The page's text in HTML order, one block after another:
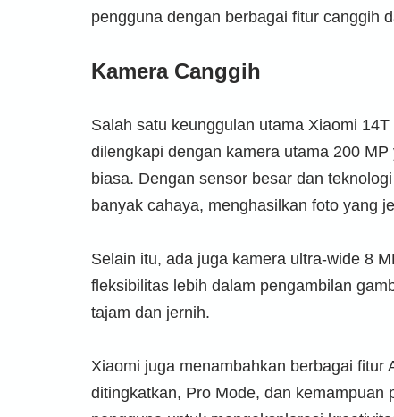
pengguna dengan berbagai fitur canggih
Kamera Canggih
Salah satu keunggulan utama Xiaomi
dilengkapi dengan kamera utama 200
biasa. Dengan sensor besar dan
banyak cahaya, menghasilkan foto yang
Selain itu, ada juga kamera ultra-wide 8
fleksibilitas lebih dalam pengambilan
tajam dan jernih.
Xiaomi juga menambahkan berbagai fitur
ditingkatkan, Pro Mode, dan kemampuan